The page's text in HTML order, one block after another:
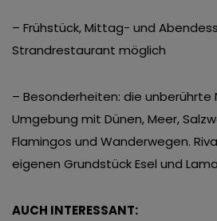
– Frühstück, Mittag- und
Strandrestaurant möglich
– Besonderheiten: die unberührte
Umgebung mit Dünen, Meer,
Flamingos und Wanderwegen.
eigenen Grundstück Esel und
AUCH INTERESSANT: